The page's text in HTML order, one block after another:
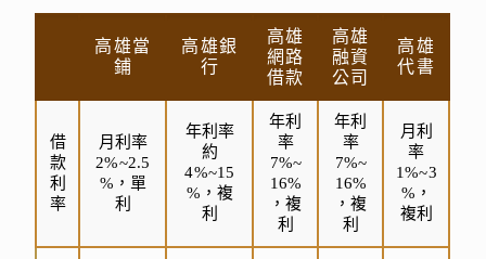
高雄當
鋪
高雄銀
行
高雄
網路
借款
高雄
融資
公司
高雄
代書
借
款
利
率
月利率
2%~2.5
%，單
利
年利率
約
4%~15
%，複
利
年利
率
7%~
16%
，複
利
年利
率
7%~
16%
，複
利
月利
率
1%~3
%，
複利